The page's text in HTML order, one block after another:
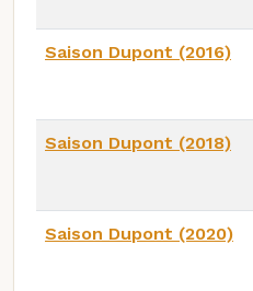
Saison Dupont (2016)
Saison Dupont (2018)
Saison Dupont (2020)